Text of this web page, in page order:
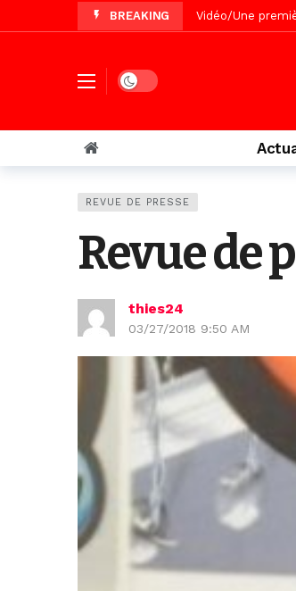
BREAKING Vidéo/Une
Affaire Pape
Vidéo/ Magal
Vidéo/ L’arrivée
Vidéo/ Grand
Adhésion du
Dark mode
REVUE DE PRESSE
Revue de
thies24
03/27/2018 9:50 AM